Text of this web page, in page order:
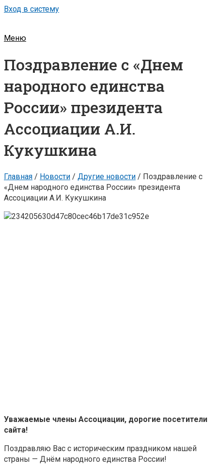
Вход в систему
Меню
Поздравление с «Днем
народного единства
России» президента
Ассоциации А.И.
Кукушкина
Главная / Новости / Другие новости / Поздравление с
«Днем народного единства России» президента
Ассоциации А.И. Кукушкина
Уважаемые члены Ассоциации, дорогие посетители
сайта!
Поздравляю Вас с историческим праздником нашей
страны — Днём народного единства России!